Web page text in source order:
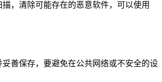
，清除可能存在的恶意软件，可以使用
善保存，要避免在公共网络或不安全的设